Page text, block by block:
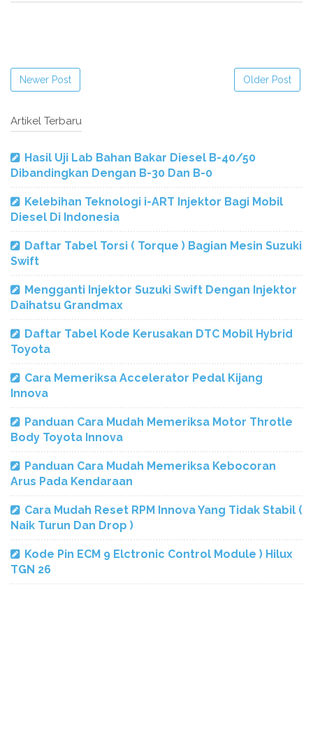
Newer Post Older Post
Artikel Terbaru
Hasil Uji Lab Bahan Bakar Diesel B-40/50
Dibandingkan Dengan B-30 Dan B-0
Kelebihan Teknologi i-ART Injektor Bagi Mobil
Diesel Di Indonesia
Daftar Tabel Torsi ( Torque ) Bagian Mesin Suzuki
Swift
Mengganti Injektor Suzuki Swift Dengan Injektor
Daihatsu Grandmax
Daftar Tabel Kode Kerusakan DTC Mobil Hybrid
Toyota
Cara Memeriksa Accelerator Pedal Kijang
Innova
Panduan Cara Mudah Memeriksa Motor Throtle
Body Toyota Innova
Panduan Cara Mudah Memeriksa Kebocoran
Arus Pada Kendaraan
Cara Mudah Reset RPM Innova Yang Tidak Stabil (
Naik Turun Dan Drop )
Kode Pin ECM 9 Elctronic Control Module ) Hilux
TGN 26